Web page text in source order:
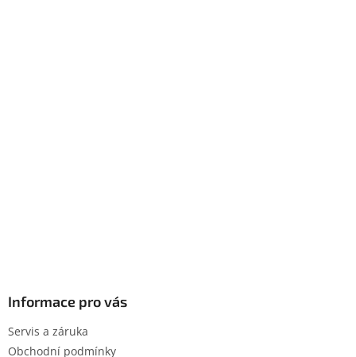
Informace pro vás
Servis a záruka
Obchodní podmínky